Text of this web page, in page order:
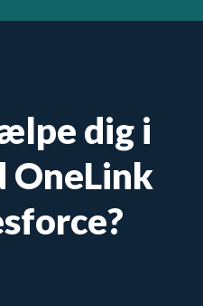
dig i
OneLink